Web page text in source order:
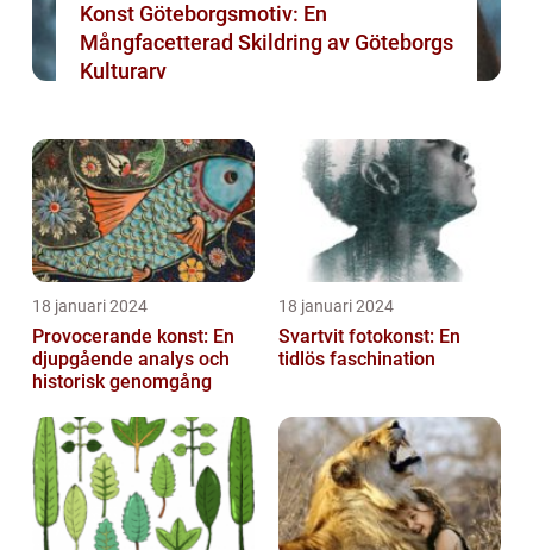
Konst Göteborgsmotiv: En
Mångfacetterad Skildring av Göteborgs
Kulturarv
18 januari 2024
Provocerande konst: En
djupgående analys och
historisk genomgång
18 januari 2024
Svartvit fotokonst: En
tidlös faschination